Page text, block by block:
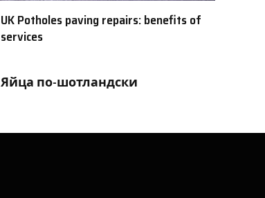
UK Potholes paving repairs: benefits of
services
Яйца по-шотландски